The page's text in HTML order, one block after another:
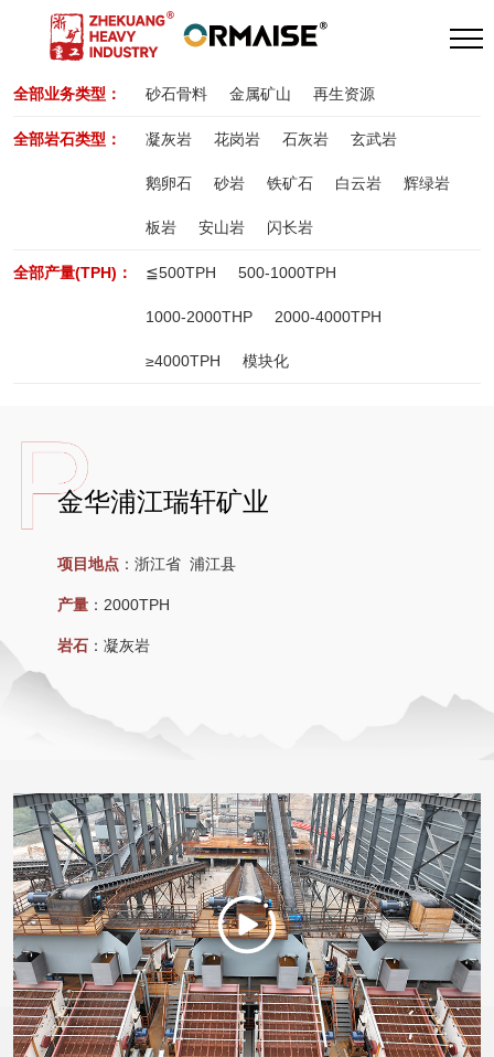
全部业务类型： 砂石骨料 金属矿山 再生资源
全部岩石类型： 凝灰岩 花岗岩 石灰岩 玄武岩
鹅卵石 砂岩 铁矿石 白云岩 辉绿岩
板岩 安山岩 闪长岩
全部产量(TPH)： ≦500TPH 500-1000TPH
1000-2000THP 2000-4000TPH
≥4000TPH 模块化
金华浦江瑞轩矿业
项目地点 ： 浙江省 浦江县
产量 ： 2000TPH
岩石 ： 凝灰岩